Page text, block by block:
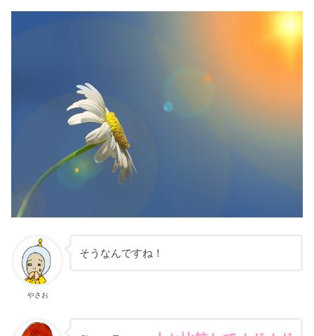
やさお
そうなんですね！